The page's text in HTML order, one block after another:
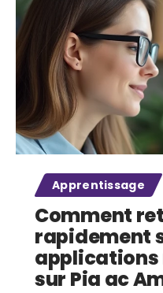
Apprentissage
Comment
rapidement
applications
sur Pia ac